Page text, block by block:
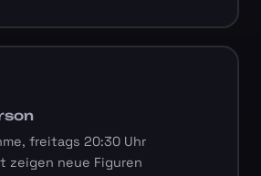
freitags 20:30 Uhr
zeigen neue Figuren